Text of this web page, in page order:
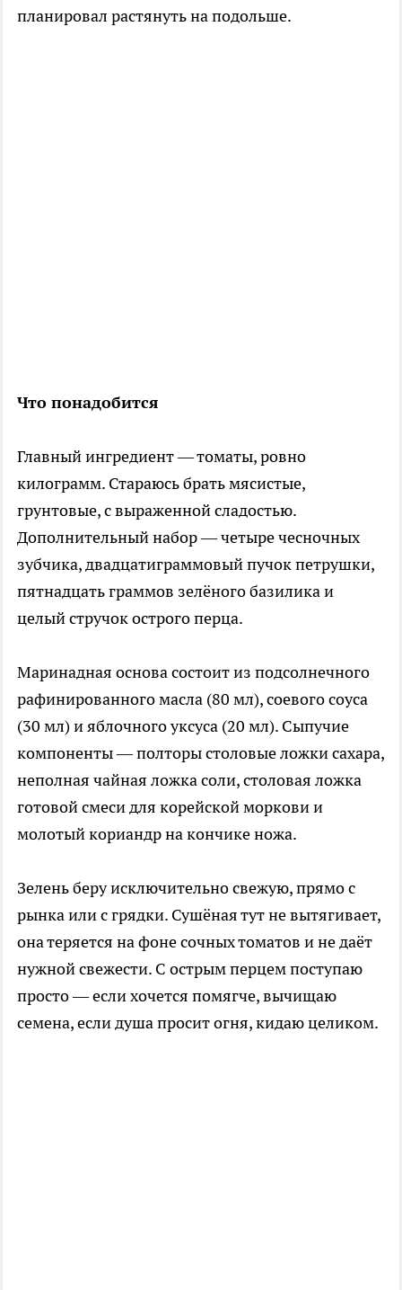
планировал растянуть на подольше.
Что понадобится
Главный ингредиент — томаты, ровно
килограмм. Стараюсь брать мясистые,
грунтовые, с выраженной сладостью.
Дополнительный набор — четыре чесночных
зубчика, двадцатиграммовый пучок петрушки,
пятнадцать граммов зелёного базилика и
целый стручок острого перца.
Маринадная основа состоит из подсолнечного
рафинированного масла (80 мл), соевого соуса
(30 мл) и яблочного уксуса (20 мл). Сыпучие
компоненты — полторы столовые ложки сахара,
неполная чайная ложка соли, столовая ложка
готовой смеси для корейской моркови и
молотый кориандр на кончике ножа.
Зелень беру исключительно свежую, прямо с
рынка или с грядки. Сушёная тут не вытягивает,
она теряется на фоне сочных томатов и не даёт
нужной свежести. С острым перцем поступаю
просто — если хочется помягче, вычищаю
семена, если душа просит огня, кидаю целиком.